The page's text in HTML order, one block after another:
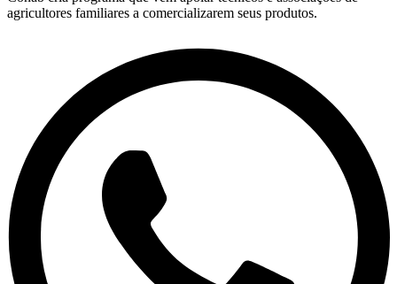
agricultores familiares a comercializarem seus produtos.